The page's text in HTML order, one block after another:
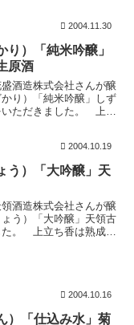
ただいたものです。感
2004.11.30
り）「純米吟醸」
原酒
酒造株式会社さんが醸
り）「純米吟醸」しず
いただきました。 上立
かれるところですが、
2004.10.19
う）「大吟醸」天
酒造株式会社さんが醸
う）「大吟醸」天領古
た。 上立ち香は熟成酒
2004.10.16
）「仕込み水」菊